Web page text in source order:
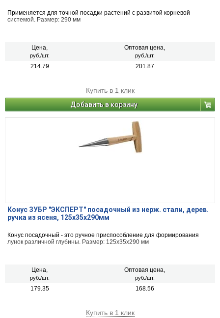
Применяется для точной посадки растений с развитой корневой
системой. Размер: 290 мм
Цена,
руб./шт.
Оптовая цена,
руб./шт.
214.79 201.87
Купить в 1 клик
Добавить в корзину
Конус ЗУБР "ЭКСПЕРТ" посадочный из нерж. стали, дерев.
ручка из ясеня, 125x35x290мм
Конус посадочный - это ручное приспособление для формирования
лунок различной глубины. Размер: 125х35х290 мм
Цена,
руб./шт.
Оптовая цена,
руб./шт.
179.35 168.56
Купить в 1 клик